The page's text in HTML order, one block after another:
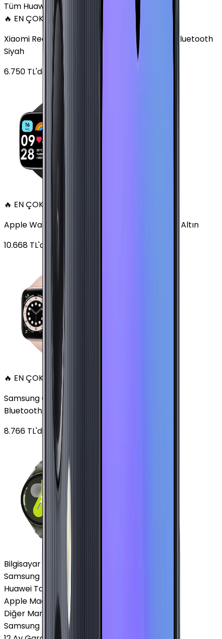
Tüm Huawei Watch'lar
🔥 EN ÇOK SATAN
Xiaomi Redmi Watch 3 Active Plastik 47mm Bluetooth
Siyah
6.750 TL'den başlayan fiyatlar
🔥 EN ÇOK SATAN
Apple Watch Series 6 Alüminyum 40mm GPS Altın
10.668 TL'den
🔥 EN ÇOK SATAN
Samsung Galaxy Watch 7 Alüminyum 44 mm
Bluetooth Wi-Fi Yeşil
8.766 TL'den başlayan fiyatlar
Bilgisayar / Tablet
Samsung Tablet
Huawei Tablet
Apple Macbook
Diğer Markalar
Samsung Tablet